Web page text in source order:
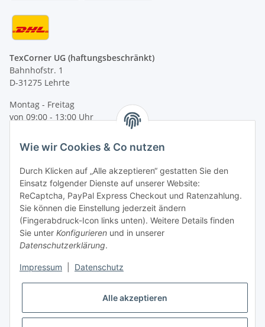
TexCorner UG (haftungsbeschränkt)
Bahnhofstr. 1
D-31275 Lehrte
Montag - Freitag
von 09:00 - 13:00 Uhr
Tel: +49 (0) 5132 8230689
E-Mail:mail@texcorner.de
Vertrag widerrufen
Wie wir Cookies & Co nutzen
Durch Klicken auf „Alle akzeptieren“ gestatten Sie den
Einsatz folgender Dienste auf unserer Website:
ReCaptcha, PayPal Express Checkout und Ratenzahlung.
Sie können die Einstellung jederzeit ändern
(Fingerabdruck-Icon links unten). Weitere Details finden
Sie unter Konfigurieren und in unserer
Datenschutzerklärung.
Impressum Datenschutz
Alle akzeptieren